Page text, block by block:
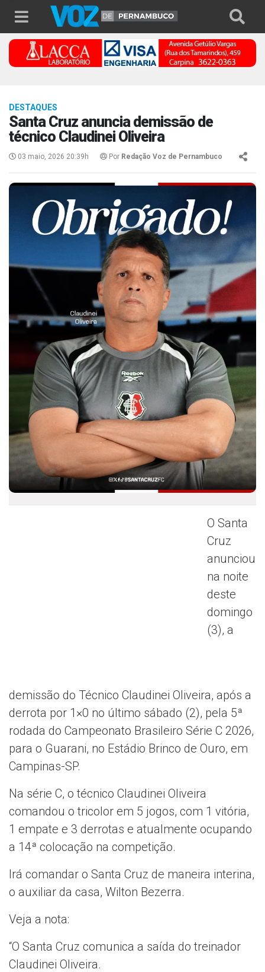
DESTAQUES
Santa Cruz anuncia demissão de
técnico Claudinei Oliveira
03 maio, 2026 20:39h Por Redação Voz de Pernambuco
O Santa
Cruz
anunciou
na noite
deste
domingo
(3), a
demissão do Técnico Claudinei Oliveira, após a
derrota por 1×0 no último sábado (2), pela 5ª
rodada do Campeonato Brasileiro Série C 2026,
para o Guarani, no Estádio Brinco de Ouro, em
Campinas-SP.
Na série C, o técnico Claudinei Oliveira
comandou o tricolor em 5 jogos, com 1 vitória,
1 empate e 3 derrotas e atualmente ocupando
a 14ª colocação na competição.
Irá comandar o Santa Cruz de maneira interina,
o auxiliar da casa, Wilton Bezerra.
Veja a nota:
“O Santa Cruz comunica a saída do treinador
Claudinei Oliveira.